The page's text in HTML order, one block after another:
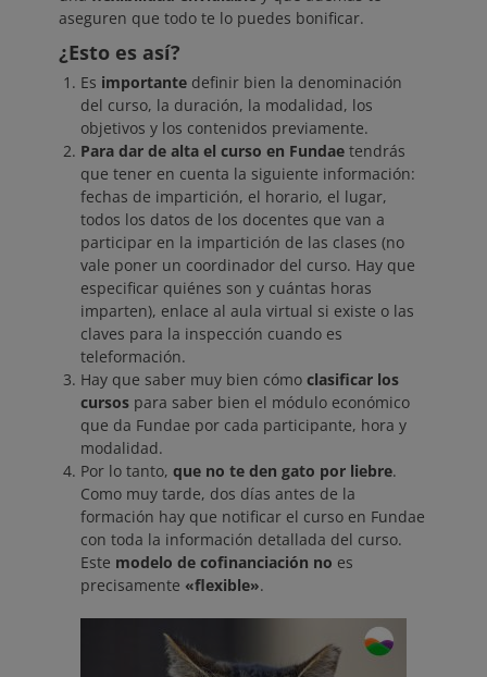
aseguren que todo te lo puedes bonificar.
¿Esto es así?
Es importante definir bien la denominación
del curso, la duración, la modalidad, los
objetivos y los contenidos previamente.
Para dar de alta el curso en Fundae tendrás
que tener en cuenta la siguiente información:
fechas de impartición, el horario, el lugar,
todos los datos de los docentes que van a
participar en la impartición de las clases (no
vale poner un coordinador del curso. Hay que
especificar quiénes son y cuántas horas
imparten), enlace al aula virtual si existe o las
claves para la inspección cuando es
teleformación.
Hay que saber muy bien cómo clasificar los
cursos para saber bien el módulo económico
que da Fundae por cada participante, hora y
modalidad.
Por lo tanto, que no te den gato por liebre.
Como muy tarde, dos días antes de la
formación hay que notificar el curso en Fundae
con toda la información detallada del curso.
Este modelo de cofinanciación no es
precisamente «flexible».